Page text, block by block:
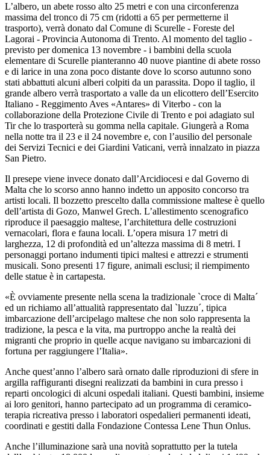
L’albero, un abete rosso alto 25 metri e con una circonferenza
massima del tronco di 75 cm (ridotti a 65 per permetterne il
trasporto), verrà donato dal Comune di Scurelle - Foreste del
Lagorai - Provincia Autonoma di Trento. Al momento del taglio -
previsto per domenica 13 novembre - i bambini della scuola
elementare di Scurelle pianteranno 40 nuove piantine di abete rosso
e di larice in una zona poco distante dove lo scorso autunno sono
stati abbattuti alcuni alberi colpiti da un parassita. Dopo il taglio, il
grande albero verrà trasportato a valle da un elicottero dell’Esercito
Italiano - Reggimento Aves «Antares» di Viterbo - con la
collaborazione della Protezione Civile di Trento e poi adagiato sul
Tir che lo trasporterà su gomma nella capitale. Giungerà a Roma
nella notte tra il 23 e il 24 novembre e, con l’ausilio del personale
dei Servizi Tecnici e dei Giardini Vaticani, verrà innalzato in piazza
San Pietro.
Il presepe viene invece donato dall’Arcidiocesi e dal Governo di
Malta che lo scorso anno hanno indetto un apposito concorso tra
artisti locali. Il bozzetto prescelto dalla commissione maltese è quello
dell’artista di Gozo, Manwel Grech. L’allestimento scenografico
riproduce il paesaggio maltese, l’architettura delle costruzioni
vernacolari, flora e fauna locali. L’opera misura 17 metri di
larghezza, 12 di profondità ed un’altezza massima di 8 metri. I
personaggi portano indumenti tipici maltesi e attrezzi e strumenti
musicali. Sono presenti 17 figure, animali esclusi; il riempimento
delle statue è in cartapesta.
«È ovviamente presente nella scena la tradizionale `croce di Malta´
ed un richiamo all’attualità rappresentato dal `luzzu´, tipica
imbarcazione dell’arcipelago maltese che non solo rappresenta la
tradizione, la pesca e la vita, ma purtroppo anche la realtà dei
migranti che proprio in quelle acque navigano su imbarcazioni di
fortuna per raggiungere l’Italia».
Anche quest’anno l’albero sarà ornato dalle riproduzioni di sfere in
argilla raffiguranti disegni realizzati da bambini in cura presso i
reparti oncologici di alcuni ospedali italiani. Questi bambini, insieme
ai loro genitori, hanno partecipato ad un programma di ceramico-
terapia ricreativa presso i laboratori ospedalieri permanenti ideati,
coordinati e gestiti dalla Fondazione Contessa Lene Thun Onlus.
Anche l’illuminazione sarà una novità soprattutto per la tutela